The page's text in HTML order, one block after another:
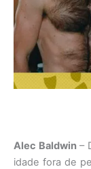
Alec Baldwin–
idade fora de